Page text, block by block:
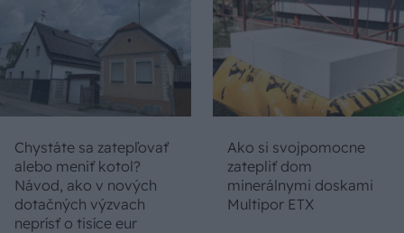
Chystáte sa zatepľovať
alebo meniť kotol?
Návod, ako v nových
dotačných výzvach
neprísť o tisíce eur
Ako si svojpomocne
zatepliť dom
minerálnymi doskami
Multipor ETX